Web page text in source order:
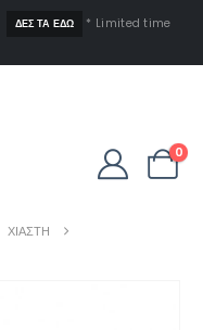
ΔΕΣ ΤΑ ΕΔΩ
* Limited time
0
ΧΙΑΣΤΉ